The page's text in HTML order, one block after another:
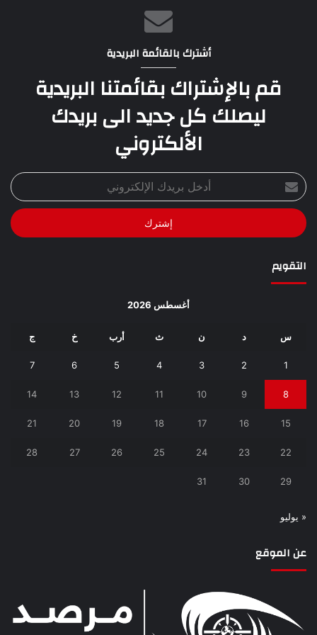
أشترك بالقائمة البريدية
قم بالإشتراك بقائمتنا البريدية
ليصلك كل جديد الى بريدك
الألكتروني
أدخل
بريدك
الإلكتروني
التقويم
أغسطس 2026
س د ن ث أرب خ ج
1
2
3
4
5
6
7
8
9
10
11
12
13
14
15
16
17
18
19
20
21
22
23
24
25
26
27
28
29
30
31
« يوليو
عن الموقع